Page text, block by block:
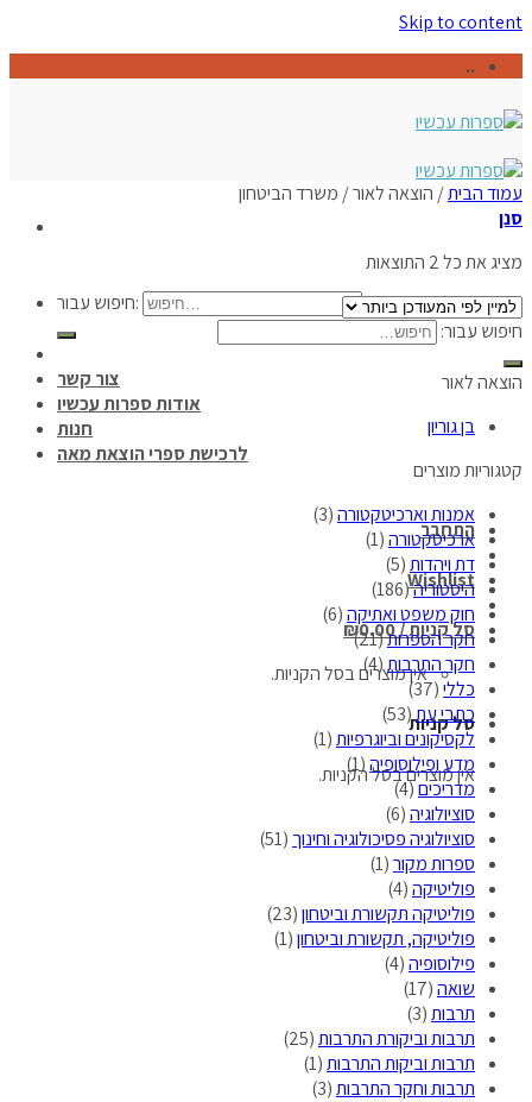
Skip to content
..
חיפוש עבור:
צור קשר
אודות ספרות עכשיו
חנות
לרכישת ספרי הוצאת מאה
התחבר
Wishlist
סל קניות /
₪0.00
אין מוצרים בסל הקניות.
סל קניות
אין מוצרים בסל הקניות.
עמוד הבית/ הוצאה לאור/ משרד הביטחון
סנן
מציג את כל 2 התוצאות
חיפוש עבור:
הוצאה לאור
בן גוריון
קטגוריות מוצרים
אמנות וארכיטקטורה(3)
ארכיטקטורה(1)
דת ויהדות(5)
היסטוריה(186)
חוק משפט ואתיקה(6)
חקר הספרות(21)
חקר התרבות(4)
כללי(37)
כתבי עת(53)
לקסיקונים וביוגרפיות(1)
מדע ופילוסופיה(1)
מדריכים(4)
סוציולוגיה(6)
סוציולוגיה פסיכולוגיה וחינוך (51)
ספרות מקור(1)
פוליטיקה(4)
פוליטיקה תקשורת וביטחון(23)
פוליטיקה, תקשורת וביטחון(1)
פילוסופיה(4)
שואה(17)
תרבות(3)
תרבות וביקורת התרבות(25)
תרבות וביקות התרבות(1)
תרבות וחקר התרבות(3)